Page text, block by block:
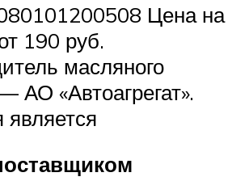
Цена на
190 руб.
масляного
АО «Автоагрегат».